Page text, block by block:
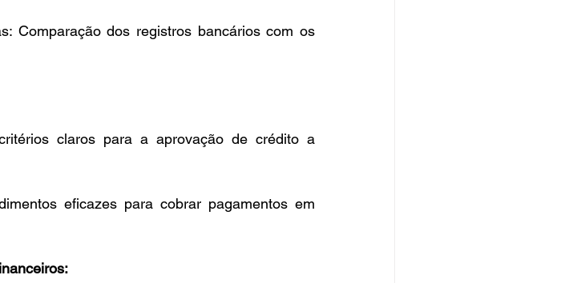
Comparação dos registros bancários com os
claros para a aprovação de crédito a
eficazes para cobrar pagamentos em